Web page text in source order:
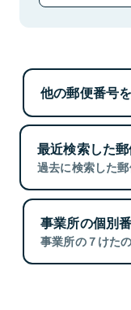
他の郵便番号
最近検索した
過去に検索した郵
事業所の個別
事業所の７けた